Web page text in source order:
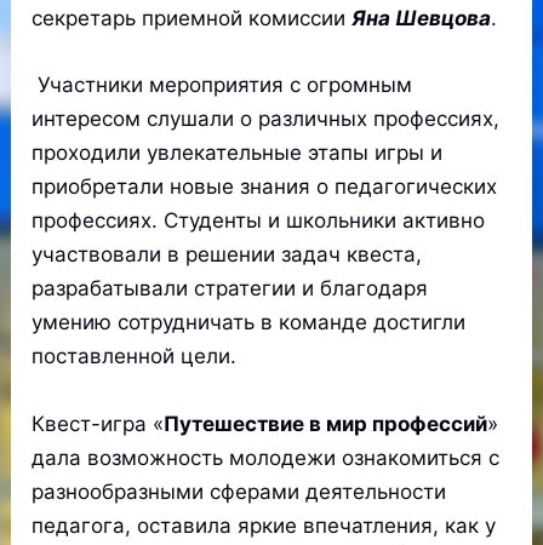
секретарь приемной комиссииЯна Шевцова.
Участники мероприятия с огромным
интересом слушали о различных профессиях,
проходили увлекательные этапы игры и
приобретали новые знания о педагогических
профессиях. Студенты и школьники активно
участвовали в решении задач квеста,
разрабатывали стратегии и благодаря
умению сотрудничать в команде достигли
поставленной цели.
Квест-игра «Путешествие в мир профессий»
дала возможность молодежи ознакомиться с
разнообразными сферами деятельности
педагога, оставила яркие впечатления, как у